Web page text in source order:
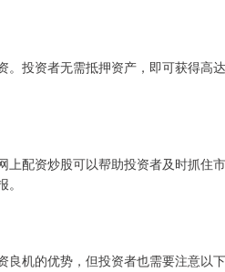
。投资者无需抵押资产，即可获得高
上配资炒股可以帮助投资者及时抓住
机的优势，但投资者也需要注意以下